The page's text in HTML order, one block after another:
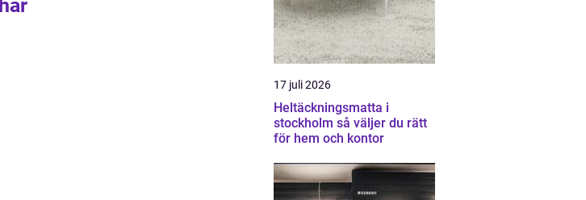
17 juli 2026
Heltäckningsmatta i
stockholm så väljer du rätt
för hem och kontor